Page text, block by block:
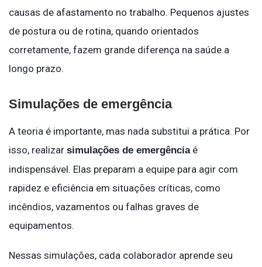
causas de afastamento no trabalho. Pequenos ajustes
de postura ou de rotina, quando orientados
corretamente, fazem grande diferença na saúde a
longo prazo.
Simulações de emergência
A teoria é importante, mas nada substitui a prática. Por
isso, realizar simulações de emergênciaé
indispensável. Elas preparam a equipe para agir com
rapidez e eficiência em situações críticas, como
incêndios, vazamentos ou falhas graves de
equipamentos.
Nessas simulações, cada colaborador aprende seu